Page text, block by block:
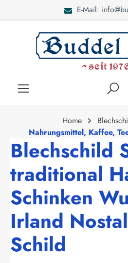
E-Mail:
Home
Nahrungsmittel, Kaffee,
Blechschild
traditional
Schinken
Irland
Schild